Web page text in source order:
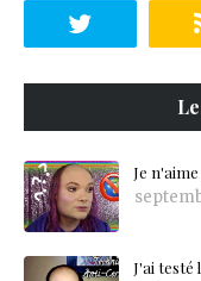
Je
J'ai testé